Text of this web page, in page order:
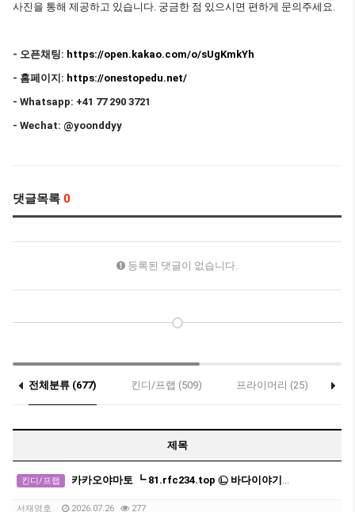
사진을 통해 제공하고 있습니다. 궁금한 점 있으시면 편하게 문의주세요.
- 오픈채팅: https://open.kakao.com/o/sUgKmkYh
- 홈페이지: https://onestopedu.net/
- Whatsapp: +41 77 290 3721
- Wechat: @yoonddyy
댓글목록 0
등록된 댓글이 없습니다.
전체분류 (677) 킨디/프랩 (509) 프라이머리 (25)
제목
킨디/프랩 카카오야마토 ┗ 81.rfc234.top ㉡ 바다이야기게임기
서재영호 2026.07.26 277